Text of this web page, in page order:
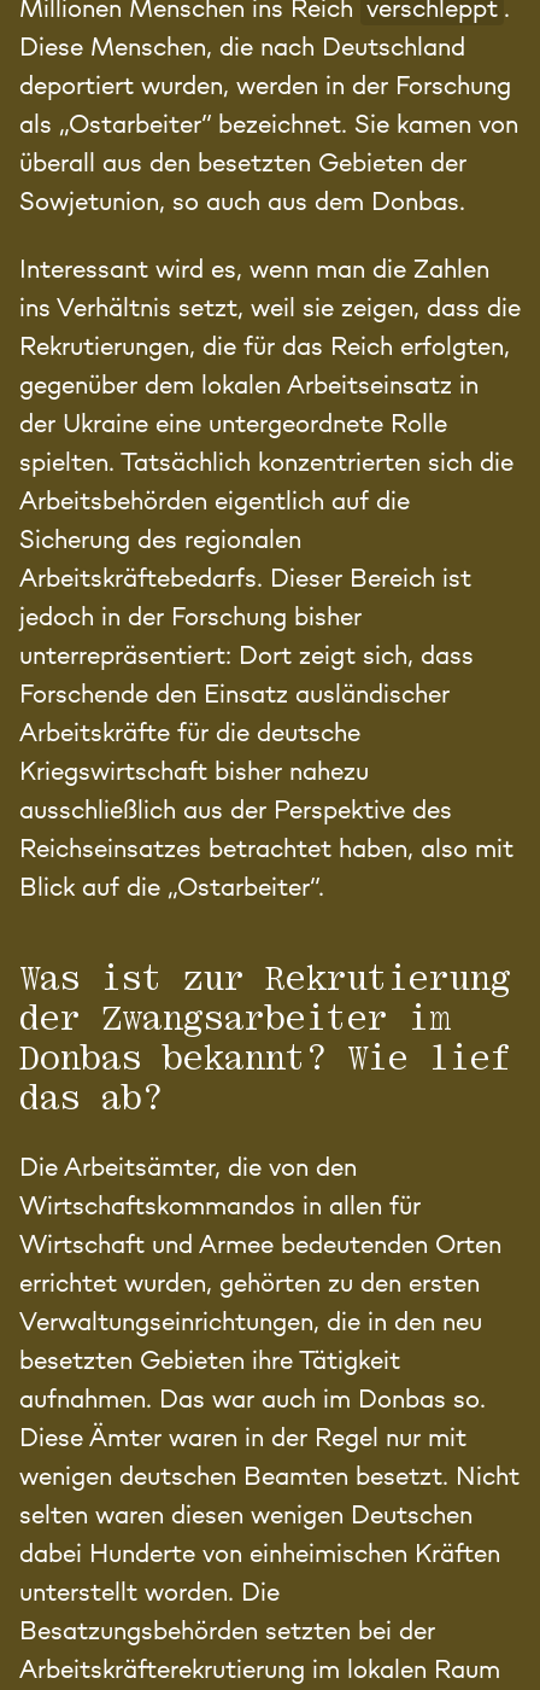
Millionen Menschen ins Reich verschleppt .
Diese Menschen, die nach Deutschland
deportiert wurden, werden in der Forschung
als „Ostarbeiter“ bezeichnet. Sie kamen von
überall aus den besetzten Gebieten der
Sowjetunion, so auch aus dem Donbas.
Interessant wird es, wenn man die Zahlen
ins Verhältnis setzt, weil sie zeigen, dass die
Rekrutierungen, die für das Reich erfolgten,
gegenüber dem lokalen Arbeitseinsatz in
der Ukraine eine untergeordnete Rolle
spielten. Tatsächlich konzentrierten sich die
Arbeitsbehörden eigentlich auf die
Sicherung des regionalen
Arbeitskräftebedarfs. Dieser Bereich ist
jedoch in der Forschung bisher
unterrepräsentiert: Dort zeigt sich, dass
Forschende den Einsatz ausländischer
Arbeitskräfte für die deutsche
Kriegswirtschaft bisher nahezu
ausschließlich aus der Perspektive des
Reichseinsatzes betrachtet haben, also mit
Blick auf die „Ostarbeiter“.
Was ist zur Rekrutierung
der Zwangsarbeiter im
Donbas bekannt? Wie lief
das ab?
Die Arbeitsämter, die von den
Wirtschaftskommandos in allen für
Wirtschaft und Armee bedeutenden Orten
errichtet wurden, gehörten zu den ersten
Verwaltungseinrichtungen, die in den neu
besetzten Gebieten ihre Tätigkeit
aufnahmen. Das war auch im Donbas so.
Diese Ämter waren in der Regel nur mit
wenigen deutschen Beamten besetzt. Nicht
selten waren diesen wenigen Deutschen
dabei Hunderte von einheimischen Kräften
unterstellt worden. Die
Besatzungsbehörden setzten bei der
Arbeitskräfterekrutierung im lokalen Raum